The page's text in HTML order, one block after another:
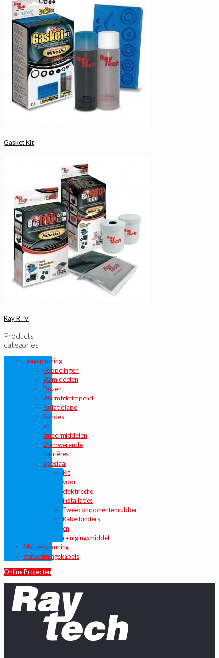
Gasket Kit
Ray RTV
Products
categories
Laagspanning
Koppelingen
Vulmiddelen
Dozen
Warmtekrimpend
Isolatietape
Sondes
en
smeermiddelen
Vlamwerende
barrières
Speciaal
Kit
voor
elektrische
installaties
Tweecomponentenrubber
Kabelbinders
en
reinigingsmiddel
Middelspanning
Verwarmingskabels
Online Projecten